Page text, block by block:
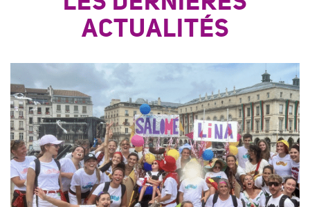
ACTUALITÉS